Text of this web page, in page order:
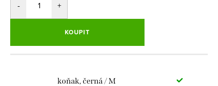
KOUPIT
koňak, černá / M